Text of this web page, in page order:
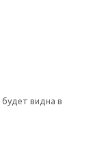
будет видна в